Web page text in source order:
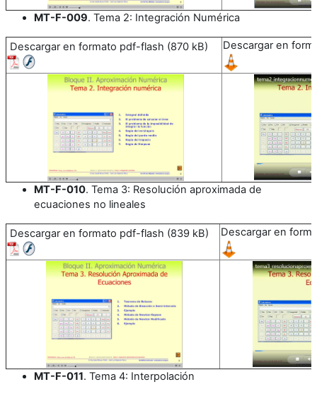
MT-F-009. Tema 2: Integración Numérica
Descargar en formato pdf-flash (870 kB) Descargar en
MT-F-010. Tema 3: Resolución aproximada de
ecuaciones no lineales
Descargar en formato pdf-flash (839 kB) Descargar en
MT-F-011. Tema 4: Interpolación